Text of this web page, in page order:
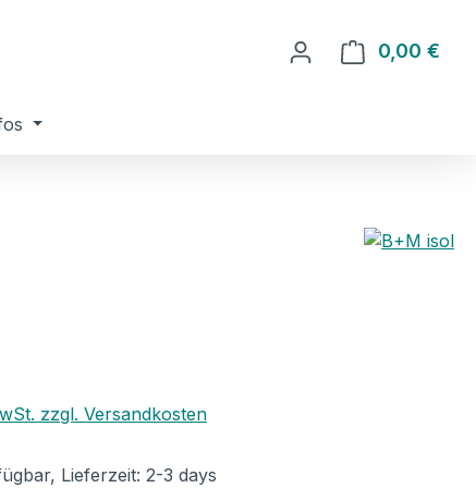
0,00 €
zzgl. Versandkosten
Lieferzeit: 2-3 days